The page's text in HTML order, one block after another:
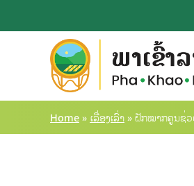
Home » ເລື່ອງເລົ່າ » ຝັກໝາກຄູນຊ່